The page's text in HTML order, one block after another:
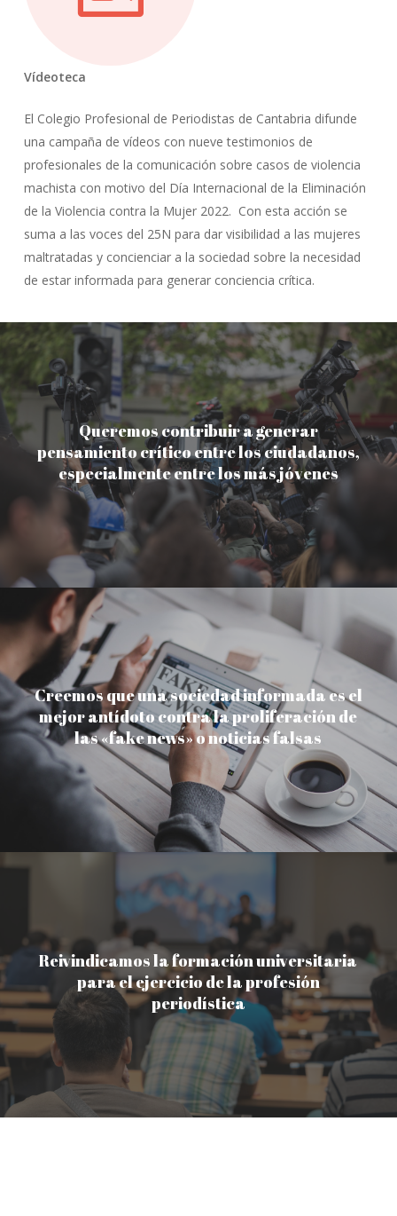
Vídeoteca
El Colegio Profesional de Periodistas de Cantabria difunde
una campaña de vídeos con nueve testimonios de
profesionales de la comunicación sobre casos de violencia
machista con motivo del Día Internacional de la Eliminación
de la Violencia contra la Mujer 2022. Con esta acción se
suma a las voces del 25N para dar visibilidad a las mujeres
maltratadas y concienciar a la sociedad sobre la necesidad
de estar informada para generar conciencia crítica.
Queremos contribuir a generar
pensamiento crítico entre los ciudadanos,
especialmente entre los más jóvenes
Creemos que una sociedad informada es el
mejor antídoto contra la proliferación de
las «fake news» o noticias falsas
Reivindicamos la formación universitaria
para el ejercicio de la profesión
periodística